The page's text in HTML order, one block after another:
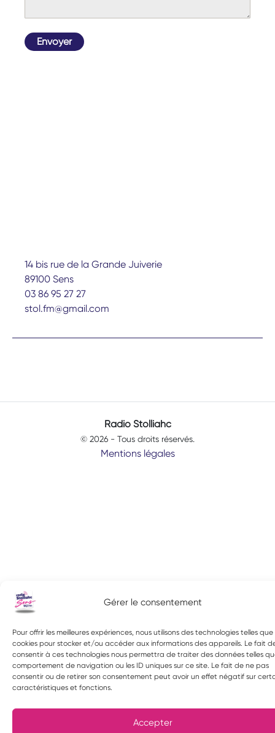
Gérer le consentement
Pour offrir les meilleures expériences, nous utilisons des technologies telles que
cookies pour stocker et/ou accéder aux informations des appareils. Le fait
consentir à ces technologies nous permettra de traiter des données telles
comportement de navigation ou les ID uniques sur ce site. Le fait de ne pas
consentir ou de retirer son consentement peut avoir un effet négatif sur
caractéristiques et fonctions.
Accepter
14 bis rue de la Grande Juiverie
89100 Sens
03 86 95 27 27
stol.fm@gmail.com
Radio Stolliahc
© 2026 - Tous droits réservés.
Mentions légales